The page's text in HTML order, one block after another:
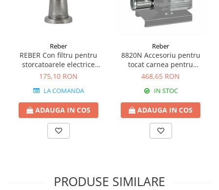
Reber
REBER Con filtru pentru
storcatoarele electrice
9008N-2.5 MM
175,10 RON
LA COMANDA
ADAUGA IN COS
Reber
8820N Accesoriu pentru
tocat carnea pentru
storcatorul electric 9008N
468,65 RON
IN STOC
ADAUGA IN COS
PRODUSE SIMILARE